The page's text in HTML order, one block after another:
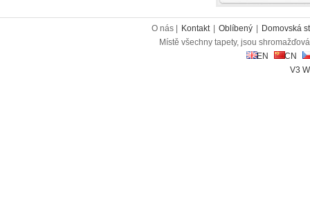
O nás | Kontakt Oblíbený
Domovská
Místě všechny tapety, jsou
EN
CN
V3